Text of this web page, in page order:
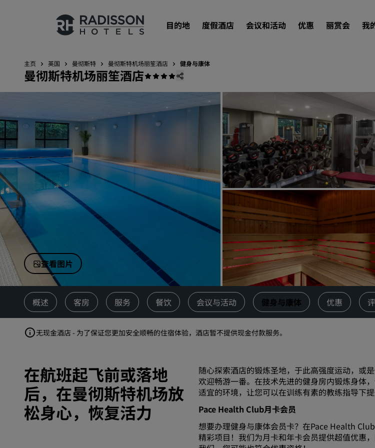
目的地 度假酒店 会议和活动 优惠 丽赏会 我
我们的品牌
中国附属品牌
目的地
度假酒店
服务式
机场酒
新开
会议和
探索丽
预订会
请求报价
活动目
行业方
搜索航
搜索航
搜索餐
数字服
主页 英国 曼彻斯特 曼彻斯特机场丽笙酒店 健身与康体
曼彻斯特机场丽笙酒店
查看图片
概述 客房 服务 餐饮 会议与活动 健身与康体 优惠
无现金酒店 - 为了保证您更加安全顺畅的住宿体验，酒店暂不提供现金付款服务。
在航班起飞前或落地
后，在曼彻斯特机场放
松身心，恢复活力
随心探索酒店的锻炼圣地，于此高强度运动，或
欢迎畅游一番。在技术先进的健身房内锻炼身体
适宜的环境，让您可以在训练有素的教练指导下
Pace Health Club月卡会员
想要办理健身与康体会员卡？在Pace Health
精彩项目！我们为月卡和年卡会员提供超值优惠